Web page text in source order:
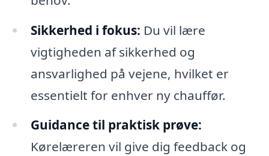
Sikkerhed i fokus: Du vil lære
vigtigheden af sikkerhed og
ansvarlighed på vejene, hvilket er
essentielt for enhver ny chauffør.
Guidance til praktisk prøve:
Kørelæreren vil give dig feedback og